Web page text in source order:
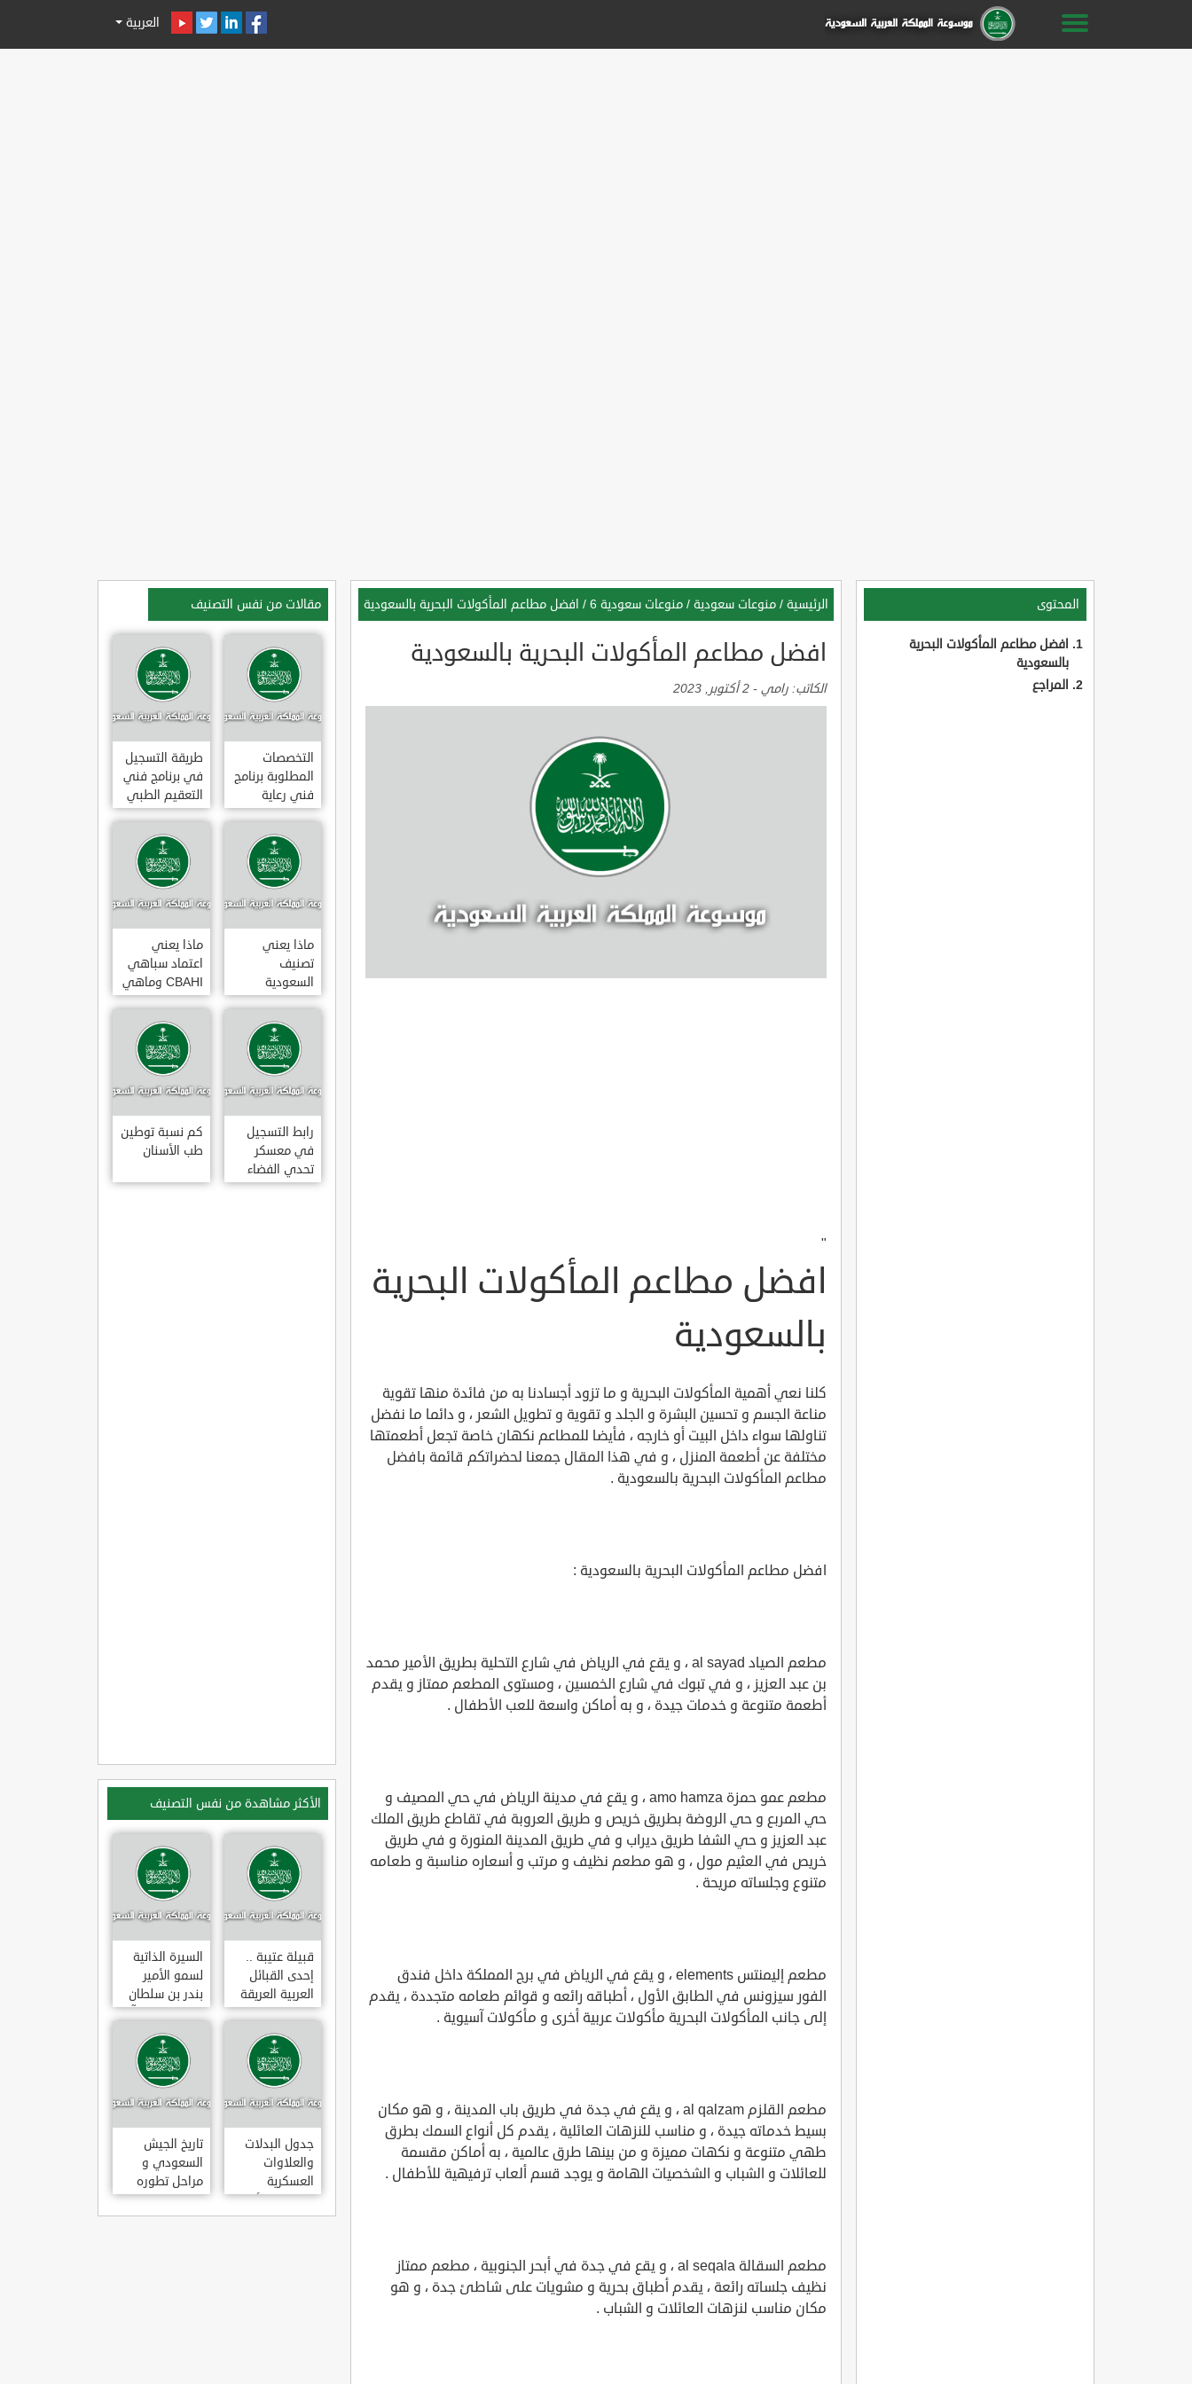
العربية
المحتوى
افضل مطاعم المأكولات البحرية
بالسعودية
المراجع
الرئيسية / منوعات سعودية / منوعات سعودية 6 / افضل مطاعم المأكولات البحرية بالسعودية
افضل مطاعم المأكولات البحرية بالسعودية
الكاتب: رامي - 2 أكتوبر, 2023
"
افضل مطاعم المأكولات البحرية
بالسعودية
كلنا نعي أهمية المأكولات البحرية و ما تزود أجسادنا به من فائدة منها تقوية
مناعة الجسم و تحسين البشرة و الجلد و تقوية و تطويل الشعر ، و دائما ما نفضل
تناولها سواء داخل البيت أو خارجه ، فأيضا للمطاعم نكهان خاصة تجعل أطعمتها
مختلفة عن أطعمة المنزل ، و في هذا المقال جمعنا لحضراتكم قائمة بافضل
مطاعم المأكولات البحرية بالسعودية .
افضل مطاعم المأكولات البحرية بالسعودية :
مطعم الصياد al sayad ، و يقع في الرياض في شارع التحلية بطريق الأمير محمد
بن عبد العزيز ، و في تبوك في شارع الخمسين ، ومستوى المطعم ممتاز و يقدم
أطعمة متنوعة و خدمات جيدة ، و به أماكن واسعة للعب الأطفال .
مطعم عمو حمزة amo hamza ، و يقع في مدينة الرياض في حي المصيف و
حي المربع و حي الروضة بطريق خريص و طريق العروبة في تقاطع طريق الملك
عبد العزيز و حي الشفا طريق ديراب و في طريق المدينة المنورة و في طريق
خريص في العثيم مول ، و هو مطعم نظيف و مرتب و أسعاره مناسبة و طعامه
متنوع وجلساته مريحة .
مطعم إليمنتس elements ، و يقع في الرياض في برج المملكة داخل فندق
الفور سيزونس في الطابق الأول ، أطباقه رائعه و قوائم طعامه متجددة ، يقدم
إلى جانب المأكولات البحرية مأكولات عربية أخرى و مأكولات آسيوية .
مطعم القلزم al qalzam ، و يقع في جدة في طريق باب المدينة ، و هو مكان
بسيط خدماته جيدة ، و مناسب للنزهات العائلية ، يقدم كل أنواع السمك بطرق
طهي متنوعة و نكهات مميزة و من بينها طرق عالمية ، به أماكن مقسمة
للعائلات و الشباب و الشخصيات الهامة و يوجد قسم ألعاب ترفيهية للأطفال .
مطعم السقالة al seqala ، و يقع في جدة في أبحر الجنوبية ، مطعم ممتاز
نظيف جلساته رائعة ، يقدم أطباق بحرية و مشويات على شاطئ جدة ، و هو
مكان مناسب لنزهات العائلات و الشباب .
مقالات من نفس التصنيف
التخصصات
المطلوبة برنامج
فني رعاية
مرضى 3
طريقة التسجيل
في برنامج فني
التعقيم الطبي
ماذا يعني
تصنيف
السعودية
الائتماني AA1
ماذا يعني
اعتماد سباهي
CBAHI وماهي
معاييره
رابط التسجيل
في معسكر
تحدي الفضاء
كم نسبة توطين
طب الأسنان
الأكثر مشاهدة من نفس التصنيف
قبيلة عتيبة ..
إحدى القبائل
العربية العريقة
السيرة الذاتية
لسمو الأمير
بندر بن سلطان
بن عبد العزيز آل
سعود
جدول البدلات
والعلاوات
العسكرية
للضباط والأفراد
تاريخ الجيش
السعودي و
مراحل تطوره